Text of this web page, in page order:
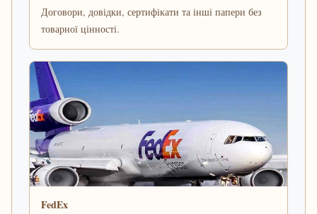
Договори, довідки, сертифікати та інші папери без
товарної цінності.
FedEx